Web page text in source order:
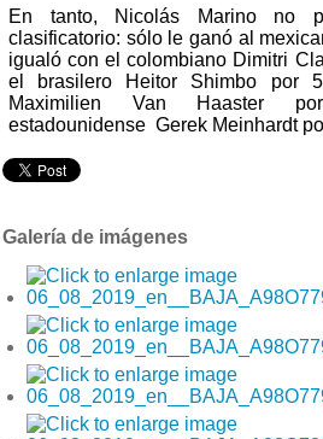
En tanto, Nicolás Marino no
clasificatorio: sólo le ganó al
igualó con el colombiano Dimitri
el brasilero Heitor Shimbo por
Maximilien Van
estadounidense Gerek Meinhardt
Galería de imágenes